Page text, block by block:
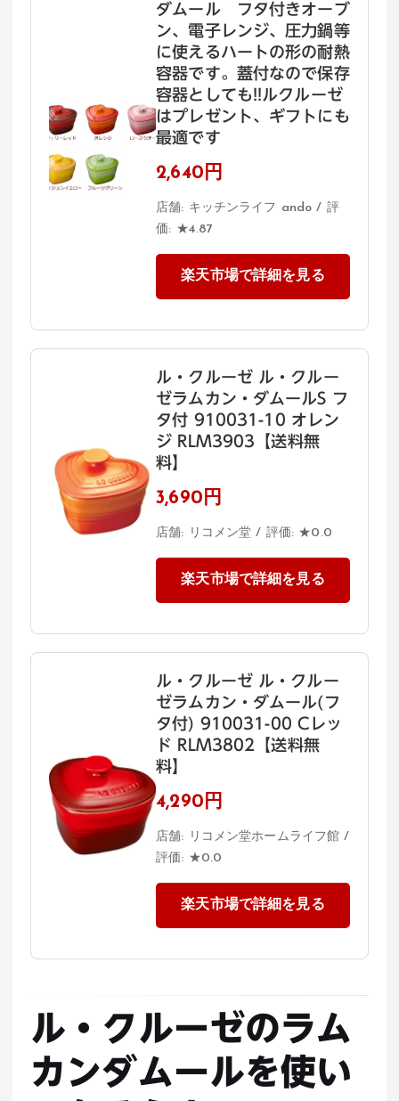
ダムール フタ付きオーブ
ン、電子レンジ、圧力鍋等
に使えるハートの形の耐熱
容器です。蓋付なので保存
容器としても!!ルクルーゼ
はプレゼント、ギフトにも
最適です
2,640円
店舗: キッチンライフ ando / 評
価: ★4.87
楽天市場で詳細を見る
ル・クルーゼ ル・クルー
ゼラムカン・ダムールS フ
タ付 910031-10 オレン
ジ RLM3903【送料無
料】
3,690円
店舗: リコメン堂 / 評価: ★0.0
楽天市場で詳細を見る
ル・クルーゼ ル・クルー
ゼラムカン・ダムール(フ
タ付) 910031-00 Cレッ
ド RLM3802【送料無
料】
4,290円
店舗: リコメン堂ホームライフ館 /
評価: ★0.0
楽天市場で詳細を見る
ル・クルーゼのラム
カンダムールを使い